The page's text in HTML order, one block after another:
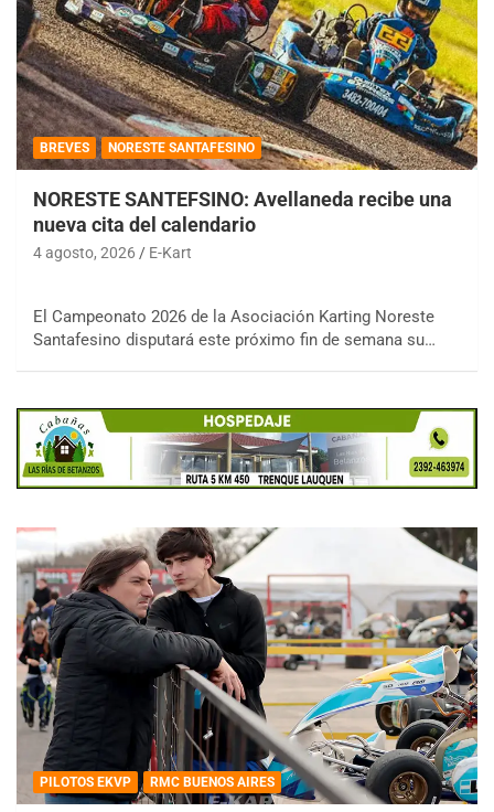
BREVES NORESTE SANTAFESINO
NORESTE SANTEFSINO: Avellaneda recibe una
nueva cita del calendario
4 agosto, 2026 E-Kart
El Campeonato 2026 de la Asociación Karting Noreste
Santafesino disputará este próximo fin de semana su…
PILOTOS EKVP RMC BUENOS AIRES